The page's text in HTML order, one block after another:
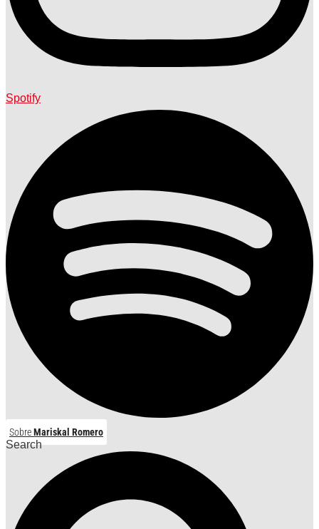
Spotify
SobreMariskal Romero
Search